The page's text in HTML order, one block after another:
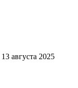
13 августа 2025